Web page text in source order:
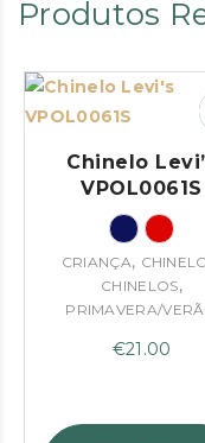
Produtos
Chinelo
VPOL0061S
CRIANÇA,
CHINELOS,
PRIMAVERA/
€21.00